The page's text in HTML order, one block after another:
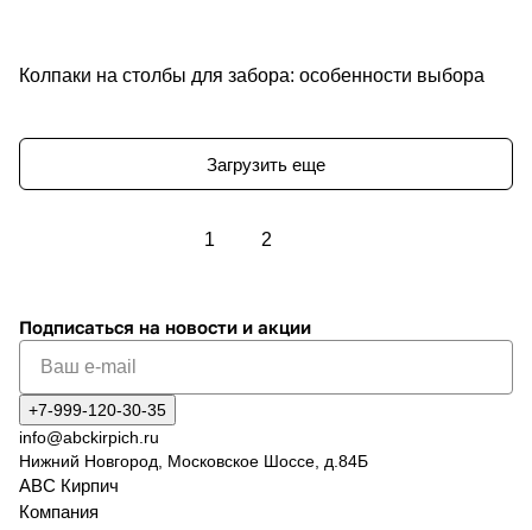
Советы покупателям
Колпаки на столбы для забора: особенности выбора
Загрузить еще
1 2
Подписаться на новости и акции
+7-999-120-30-35
info@abckirpich.ru
Нижний Новгород, Московское Шоссе, д.84Б
АВС Кирпич
Компания